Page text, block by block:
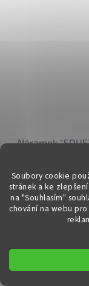
Soubory cookie
stránek a ke
na "Souhlasím"
chování na webu
Náramek
od329 Kč
Speciálně sestavený